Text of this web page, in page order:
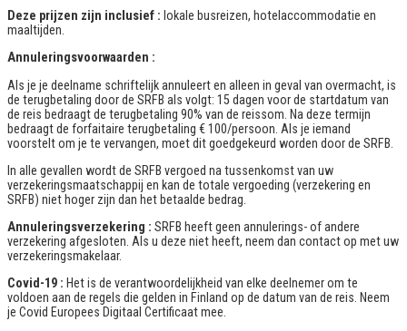
Deze prijzen zijn inclusief : lokale busreizen, hotelaccommodatie en
maaltijden.
Annuleringsvoorwaarden :
Als je je deelname schriftelijk annuleert en alleen in geval van overmacht, is
de terugbetaling door de SRFB als volgt: 15 dagen voor de startdatum van
de reis bedraagt de terugbetaling 90% van de reissom. Na deze termijn
bedraagt de forfaitaire terugbetaling € 100/persoon. Als je iemand
voorstelt om je te vervangen, moet dit goedgekeurd worden door de SRFB.
In alle gevallen wordt de SRFB vergoed na tussenkomst van uw
verzekeringsmaatschappij en kan de totale vergoeding (verzekering en
SRFB) niet hoger zijn dan het betaalde bedrag.
Annuleringsverzekering : SRFB heeft geen annulerings- of andere
verzekering afgesloten. Als u deze niet heeft, neem dan contact op met uw
verzekeringsmakelaar.
Covid-19 : Het is de verantwoordelijkheid van elke deelnemer om te
voldoen aan de regels die gelden in Finland op de datum van de reis. Neem
je Covid Europees Digitaal Certificaat mee.